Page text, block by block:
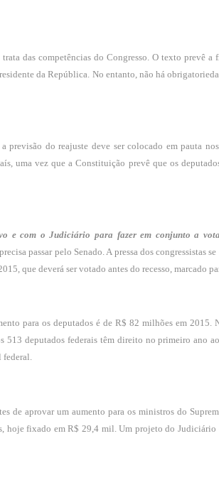
das competências do Congresso. O texto prevê a
da República. No entanto, não há
do reajuste deve ser colocado em pauta
uma vez que a Constituição prevê que os
e com o Judiciário para fazer em conjunto a
passar pelo Senado. A pressa dos congressistas
que deverá ser votado antes do recesso, marcado
para os deputados é de R$ 82 milhões em 2015.
deputados federais têm direito no primeiro ano ao
federal.
de aprovar um aumento para os ministros do
hoje fixado em R$ 29,4 mil. Um projeto do Judiciário